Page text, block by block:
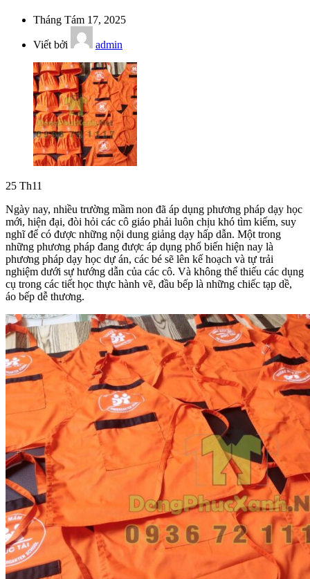
Tháng Tám 17, 2025
Viết bởi admin
25 Th11
Ngày nay, nhiều trường mầm non đã áp dụng phương pháp dạy học
mới, hiện đại, đòi hỏi các cô giáo phải luôn chịu khó tìm kiếm, suy
nghĩ để có được những nội dung giảng dạy hấp dẫn. Một trong
những phương pháp đang được áp dụng phổ biến hiện nay là
phương pháp dạy học dự án, các bé sẽ lên kế hoạch và tự trải
nghiệm dưới sự hướng dẫn của các cô. Và không thể thiếu các dụng
cụ trong các tiết học thực hành vẽ, đầu bếp là những chiếc tạp dề,
áo bếp dễ thương.